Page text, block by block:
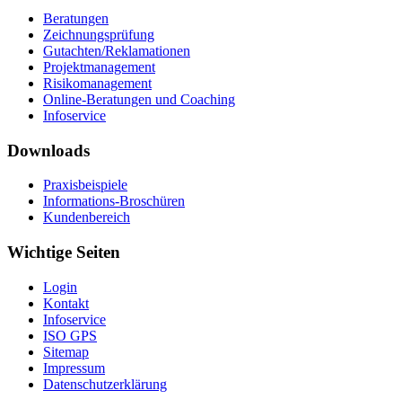
Beratungen
Zeichnungsprüfung
Gutachten/Reklamationen
Projektmanagement
Risikomanagement
Online-Beratungen und Coaching
Infoservice
Downloads
Praxisbeispiele
Informations-Broschüren
Kundenbereich
Wichtige Seiten
Login
Kontakt
Infoservice
ISO GPS
Sitemap
Impressum
Datenschutzerklärung